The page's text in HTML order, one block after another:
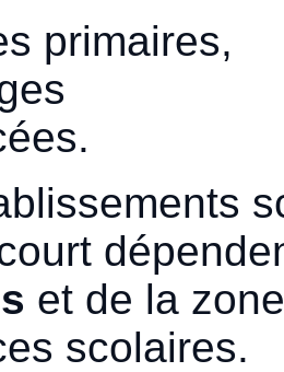
primaires,
et de la
scolaires.